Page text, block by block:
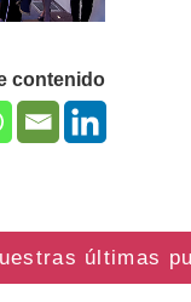
contenido